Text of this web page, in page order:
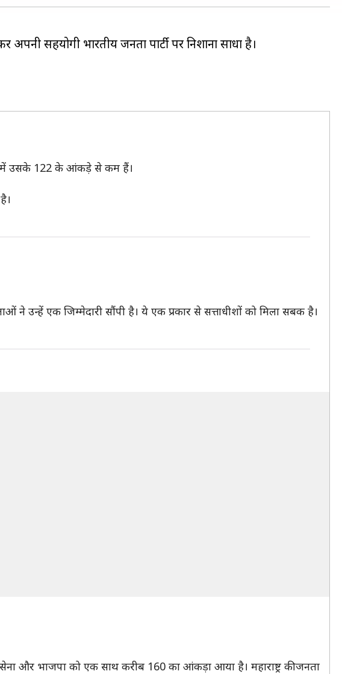
सहयोगी भारतीय जनता पार्टी पर निशाना साधा है।
में उसके 122 के आंकड़े से कम हैं।
उन्हें एक जिम्मेदारी सौंपी है। ये एक प्रकार से सत्ताधीशों को मिला सबक है।
और भाजपा को एक साथ करीब 160 का आंकड़ा आया है। महाराष्ट्र की जनता